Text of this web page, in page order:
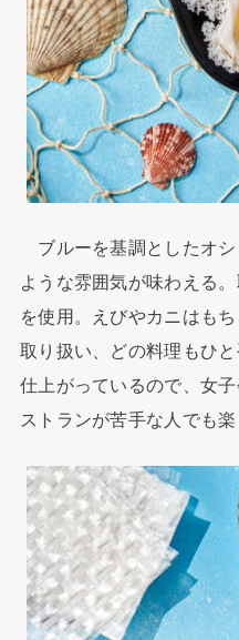
ブルーを基調としたオシ
ような雰囲気が味わえる
を使用。えびやカニはも
取り扱い、どの料理もひ
仕上がっているので、女
ストランが苦手な人でも楽